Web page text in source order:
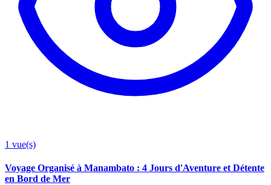
1 vue(s)
Voyage Organisé à Manambato : 4 Jours d'Aventure et Détente
en Bord de Mer